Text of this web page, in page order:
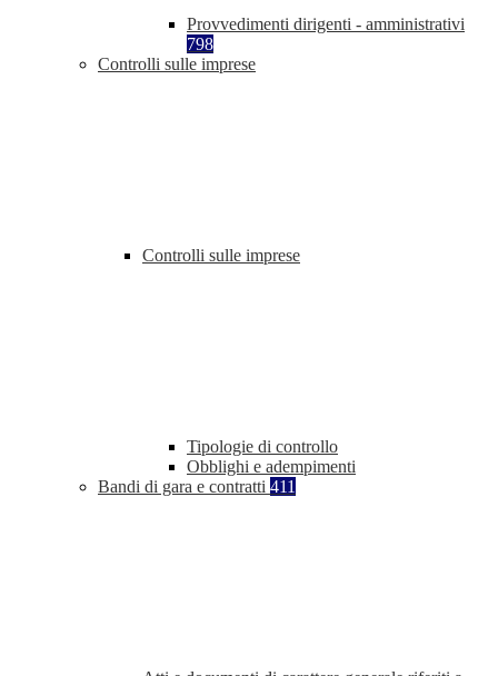
Provvedimenti dirigenti - amministrativi
798
Controlli sulle imprese
Controlli sulle imprese
Tipologie di controllo
Obblighi e adempimenti
Bandi di gara e contratti 411